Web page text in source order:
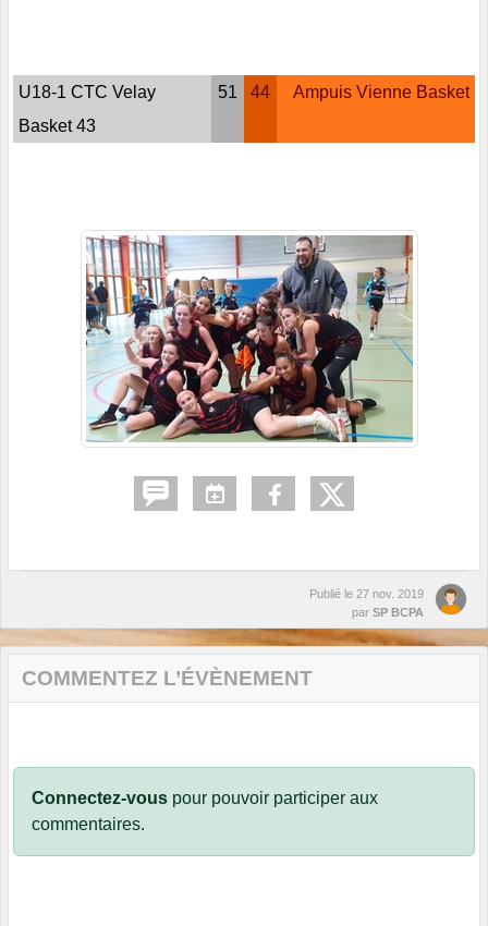
U18-1 CTC Velay
Basket 43
51 44 Ampuis Vienne Basket
Publié le 27 nov. 2019
par SP BCPA
COMMENTEZ L’ÉVÈNEMENT
Connectez-vous pour pouvoir participer aux
commentaires.